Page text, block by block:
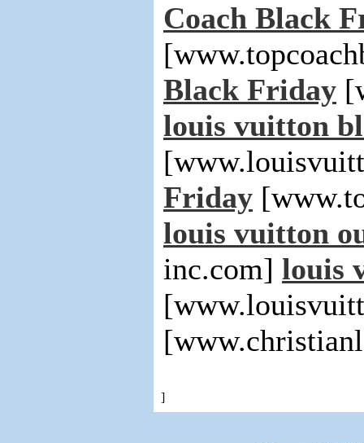
Coach Black
Black Friday
louis vuitton
Friday
louis vuitton
inc.com] louis
]